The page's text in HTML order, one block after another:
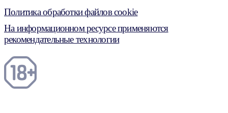
Политика обработки файлов cookie
На информационном ресурсе применяются
рекомендательные технологии